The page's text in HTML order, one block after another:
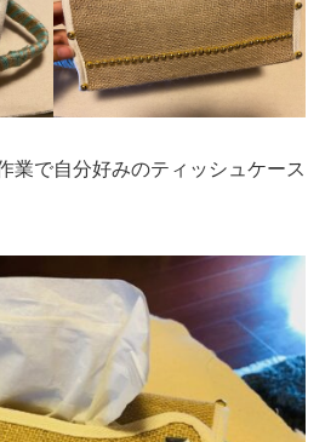
業で自分好みのティッシュケース